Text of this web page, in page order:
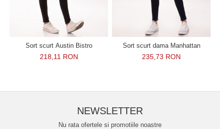
Sort scurt Austin Bistro
218,11 RON
Sort scurt dama Manhattan
235,73 RON
NEWSLETTER
Nu rata ofertele si promotiile noastre